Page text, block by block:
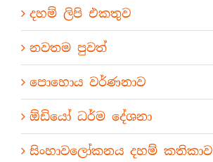
දහම් ලිපි එකතුව
නවතම පුවත්
පොහොය වර්ණනාව
ඕඩියෝ ධර්ම දේශනා
සිංහාවලෝකනය දහම් කතිකාව